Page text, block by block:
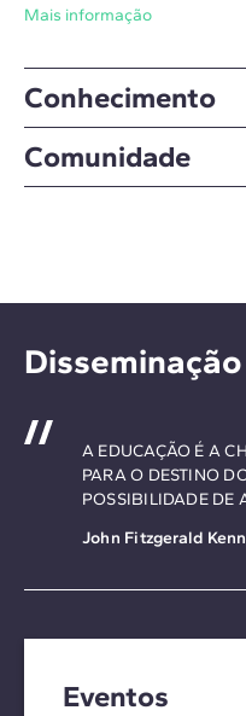
Mais informação
Conhecimento
Comunidade
Disseminação
A EDUCAÇÃO É A
PARA O DESTINO
POSSIBILIDADE DE
John Fitzgerald
Eventos